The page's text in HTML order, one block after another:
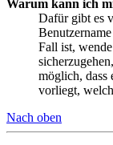
Warum kann ich
Dafür gibt es
Fall ist,
möglich, dass
vorliegt,
Nach oben